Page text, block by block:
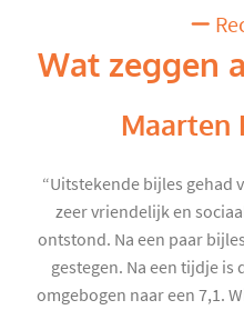
Wat zeggen
Maarten
“Uitstekende bijles gehad
zeer vriendelijk en
ontstond. Na een paar
gestegen. Na een tijdje is
omgebogen naar een 7,1.